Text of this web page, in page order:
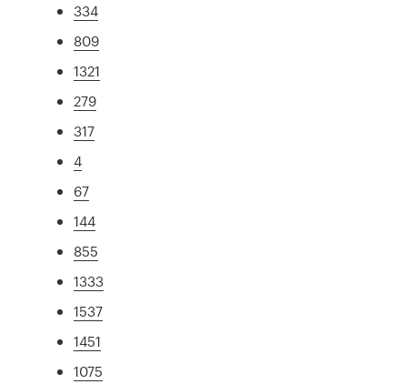
334
809
1321
279
317
4
67
144
855
1333
1537
1451
1075